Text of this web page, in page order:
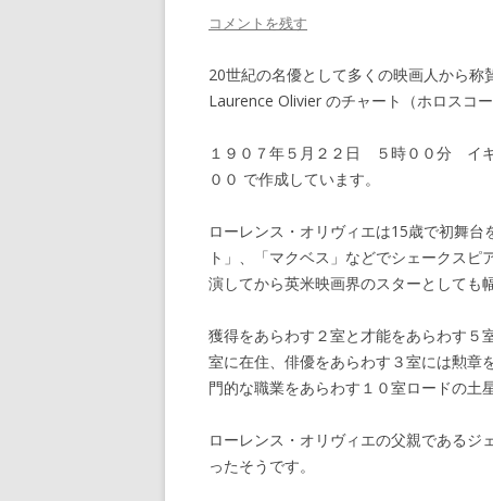
コメントを残す
20世紀の名優として多くの映画人から
Laurence Olivier のチャート（ホロスコー
１９０７年５月２２日 ５時００分 イ
００ で作成しています。
ローレンス・オリヴィエは15歳で初舞
ト」、「マクベス」などでシェークス
演してから英米映画界のスターとしても
獲得をあらわす２室と才能をあらわす５
室に在住、俳優をあらわす３室には勲章
門的な職業をあらわす１０室ロードの土
ローレンス・オリヴィエの父親である
ったそうです。